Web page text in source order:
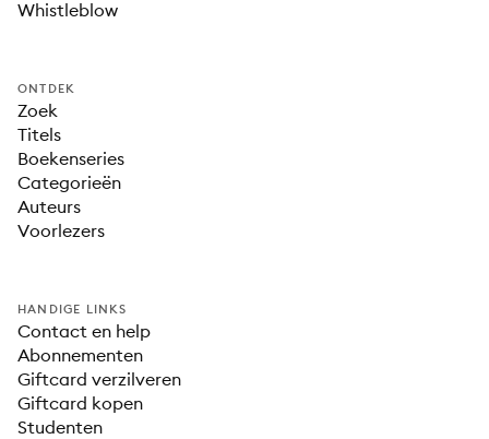
Whistleblow
ONTDEK
Zoek
Titels
Boekenseries
Categorieën
Auteurs
Voorlezers
HANDIGE LINKS
Contact en help
Abonnementen
Giftcard verzilveren
Giftcard kopen
Studenten